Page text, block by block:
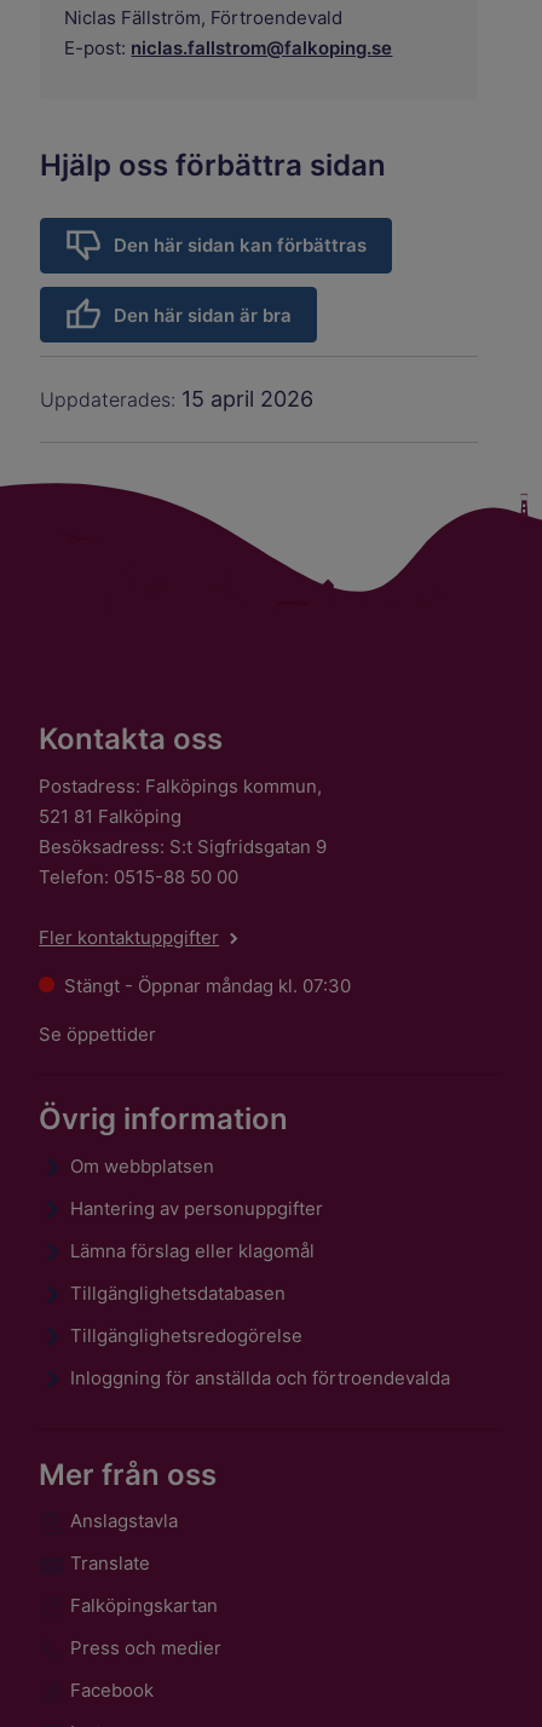
Niclas Fällström, Förtroendevald
E-post: niclas.fallstrom@falkoping.se
Hjälp oss förbättra sidan
Den här sidan kan förbättras
Den här sidan är bra
Uppdaterades: 15 april 2026
Kontakta oss
Postadress: Falköpings kommun,
521 81 Falköping
Besöksadress: S:t Sigfridsgatan 9
Telefon: 0515-88 50 00
Fler kontaktuppgifter
Stängt - Öppnar måndag kl. 07:30
Se öppettider
Övrig information
Om webbplatsen
Hantering av personuppgifter
Lämna förslag eller klagomål
Tillgänglighetsdatabasen
Tillgänglighetsredogörelse
Inloggning för anställda och förtroendevalda
Mer från oss
Anslagstavla
Translate
Falköpingskartan
Press och medier
Facebook